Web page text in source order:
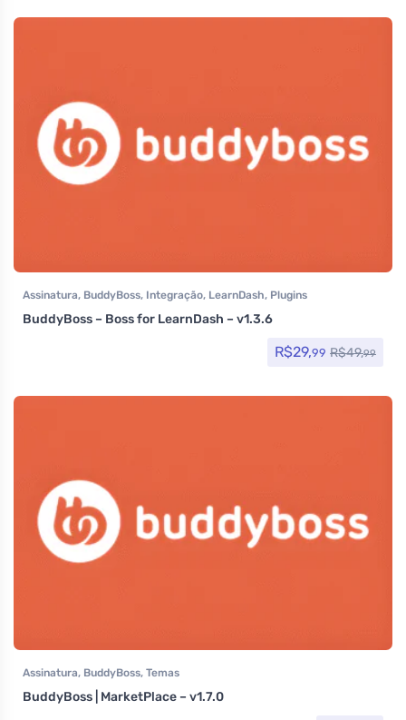
Assinatura, BuddyBoss, Integração, LearnDash, Plugins
BuddyBoss – Boss for LearnDash – v1.3.6
R$29,99 R$49,99
Assinatura, BuddyBoss, Temas
BuddyBoss | MarketPlace – v1.7.0